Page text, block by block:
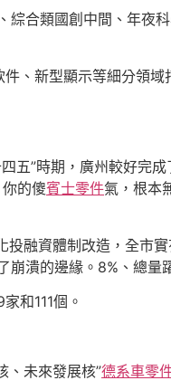
綜合類國創中間、年夜
、新型顯示等細分領域
五”時期，廣州較好完成
的傻賓士零件氣，根本
投融資體制改造，全市實
潰的邊緣。8%、總量
和111個。
、未來發展核”德系車零